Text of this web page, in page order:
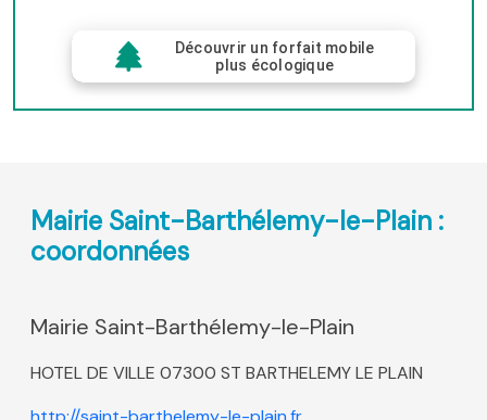
Découvrir un forfait mobile
plus écologique
Mairie Saint-Barthélemy-le-Plain :
coordonnées
Mairie Saint-Barthélemy-le-Plain
HOTEL DE VILLE 07300 ST BARTHELEMY LE PLAIN